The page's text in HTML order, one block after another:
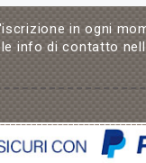
in ogni
info di contatto